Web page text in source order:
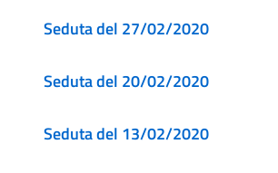
Seduta del 27/02/2020
Seduta del 20/02/2020
Seduta del 13/02/2020